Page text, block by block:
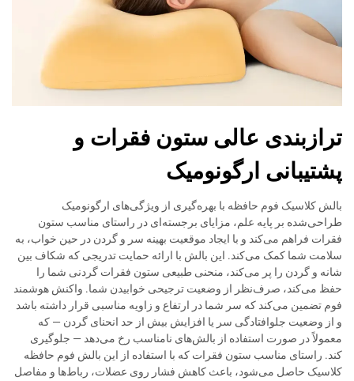
ترازبندی عالی ستون فقرات و
پشتیبانی ارگونومیک
بالش کلاسیک فوم حافظه با بهره‌گیری از ویژگی‌های ارگونومیک
طراحی‌شده بر پایه علم، مزایای برجسته‌ای در راستای مناسب ستون
فقرات فراهم می‌کند و با ایجاد موقعیت بهینه سر و گردن در حین خواب، به
سلامت شما کمک می‌کند. این بالش با ارائه حمایت تدریجی که شکاف بین
شانه و گردن را پر می‌کند، منحنی طبیعی ستون فقرات گردنی شما را
حفظ می‌کند، صرف‌نظر از وضعیت ترجیحی خوابیدن شما. واکنش هوشمند
فوم تضمین می‌کند که سر شما در ارتفاع و زاویه مناسبی قرار داشته باشد
و از وضعیت جلوافتادگی سر یا افزایش بیش از حد انحنای گردن — که
معمولاً در صورت استفاده از بالش‌های نامناسب رخ می‌دهد — جلوگیری
کند. راستای مناسب ستون فقرات که با استفاده از این بالش فوم حافظه
کلاسیک حاصل می‌شود، باعث کاهش فشار روی عضلات، رباط‌ها و مفاصل